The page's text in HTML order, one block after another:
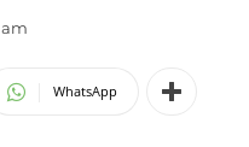
am
WhatsApp